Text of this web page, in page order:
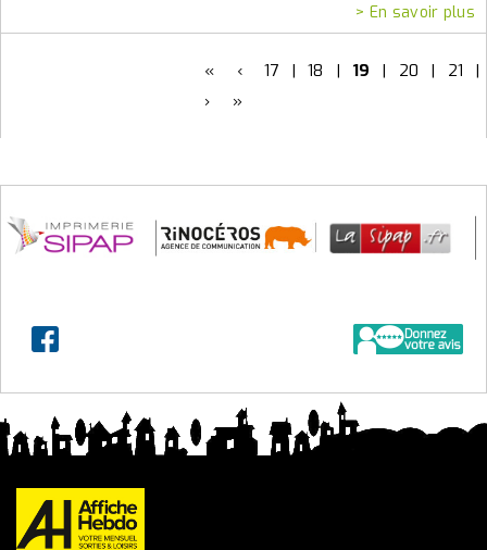
> En savoir plus
« ‹ 17 | 18 | 19 | 20 | 21
|
›
»